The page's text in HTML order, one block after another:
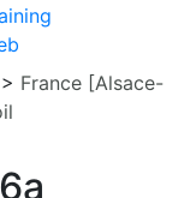
> France [Alsace-